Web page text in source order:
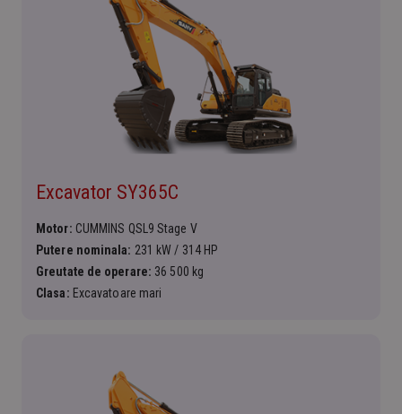
Excavator SY365C
Motor: CUMMINS QSL9 Stage V
Putere nominala: 231 kW / 314 HP
Greutate de operare: 36 500 kg
Clasa: Excavatoare mari